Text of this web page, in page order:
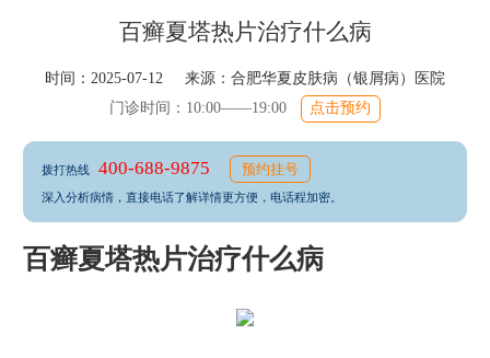
百癣夏塔热片治疗什么病
时间：2025-07-12 来源： 合肥华夏皮肤病（银屑病）医院
门诊时间：10:00——19:00
点击预约
拨打热线 400-688-9875 预约挂号
深入分析病情，直接电话了解详情更方便，电话程加密。
百癣夏塔热片治疗什么病